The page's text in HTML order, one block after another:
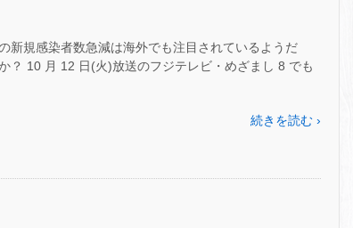
新規感染者数急減は海外でも注目されているようだ
？ 10 月 12 日(火)放送のフジテレビ・めざまし 8 でも
続きを読む ›